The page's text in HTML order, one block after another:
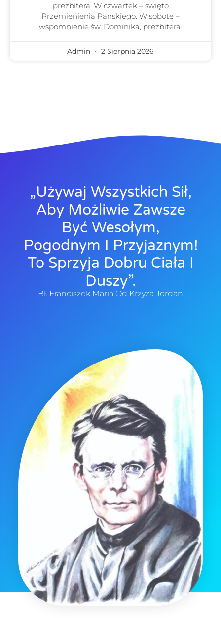
prezbitera. W czwartek – święto
Przemienienia Pańskiego. W sobotę –
wspomnienie św. Dominika, prezbitera.
Admin 2 Sierpnia 2026
„Używaj Wszystkich Sił,
Aby Możliwie Zawsze
Być Wesołym,
Pogodnym I Przyjaznym!
To Sprzyja Dobru Ciała I
Duszy”.
Bł. Franciszek Maria Od Krzyża Jordan